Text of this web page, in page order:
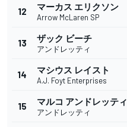
12 マーカス エリクソン
Arrow McLaren SP
13 ザック ビーチ
アンドレッティ
14 マシウス レイスト
A.J. Foyt Enterprises
15 マルコ アンドレッティ
アンドレッティ